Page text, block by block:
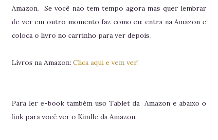
Amazon. Se você não tem tempo agora mas quer lembrar
de ver em outro momento faz como eu: entra na Amazon e
coloca o livro no carrinho para ver depois.
Livros na Amazon: Clica aqui e vem ver!
Para ler e-book também uso Tablet da Amazon e abaixo o
link para você ver o Kindle da Amazon: